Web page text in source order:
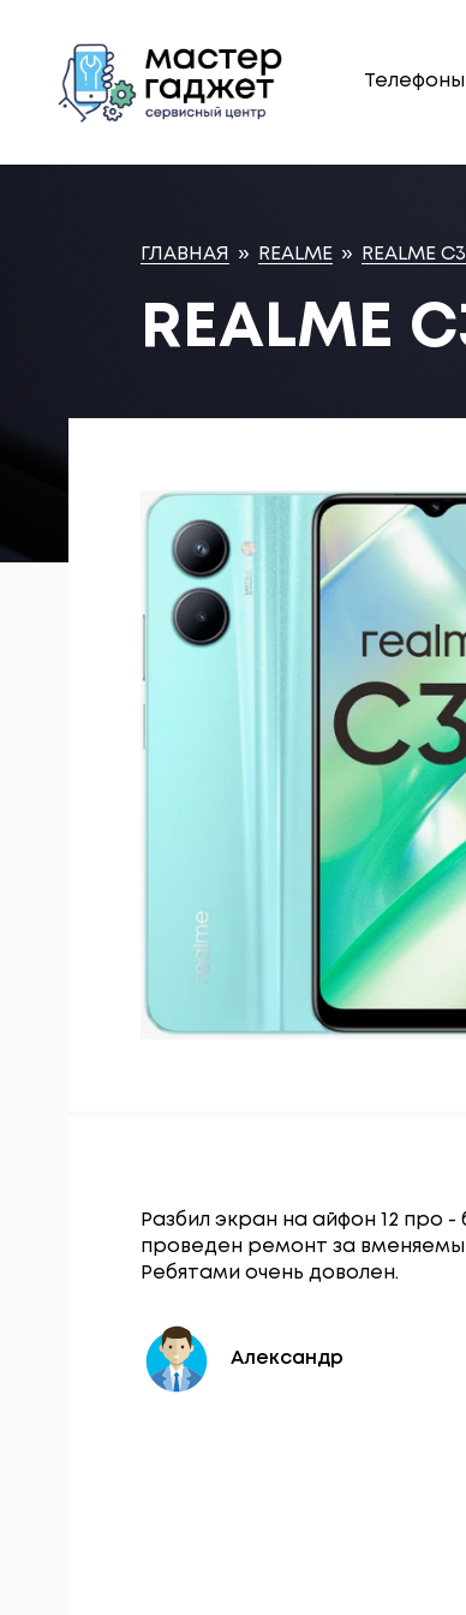
Телефоны
ГЛАВНАЯ » REALME » REALME
REALME
Разбил экран на айфон 12 про -
проведен ремонт за
Ребятами очень доволен.
Александр